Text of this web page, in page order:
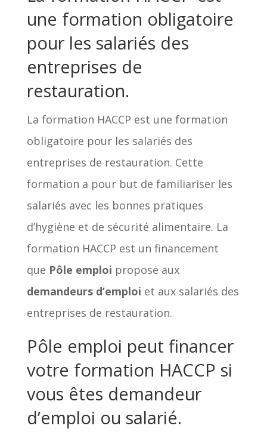
une formation obligatoire
pour les salariés des
entreprises de
restauration.
La formation HACCP est une formation
obligatoire pour les salariés des
entreprises de restauration. Cette
formation a pour but de familiariser les
salariés avec les bonnes pratiques
d’hygiène et de sécurité alimentaire. La
formation HACCP est un financement
que Pôle emploi propose aux
demandeurs d’emploi et aux salariés des
entreprises de restauration.
Pôle emploi peut financer
votre formation HACCP si
vous êtes demandeur
d’emploi ou salarié.